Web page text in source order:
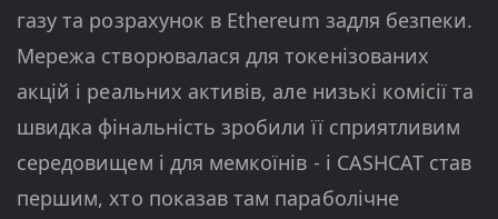
газу та розрахунок в Ethereum задля безпеки.
Мережа створювалася для токенізованих
акцій і реальних активів, але низькі комісії та
швидка фінальність зробили її сприятливим
середовищем і для мемкоїнів - і CASHCAT став
першим, хто показав там параболічне